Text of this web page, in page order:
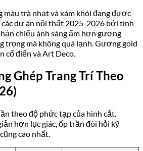
màu trà nhạt và xám khói đang được
dự án nội thất 2025-2026 bởi tính
chiếu ánh sáng ấm hơn gương
trọng mà không quá lạnh. Gương gold
cổ điển và Art Deco.
Ghép Trang Trí Theo
theo độ phức tạp của hình cắt.
hơn lục giác, ốp trần đòi hỏi kỹ
cao nhất.